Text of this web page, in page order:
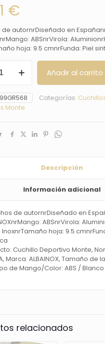
€
autornrDiseñado en
ABSnrVirola:
hoja: 9.5 cmnrFunda: Piel
Añadir al carrito
Categorías:
Monte
Descripción
Información adicional
de autornrDiseñado en
ABSnrVirola:
hoja: 9.5
Cuchillo Deportivo Monte,
Marca: ALBAINOX, Tamaño de
de Mango/Color: ABS / Blanco
relacionados